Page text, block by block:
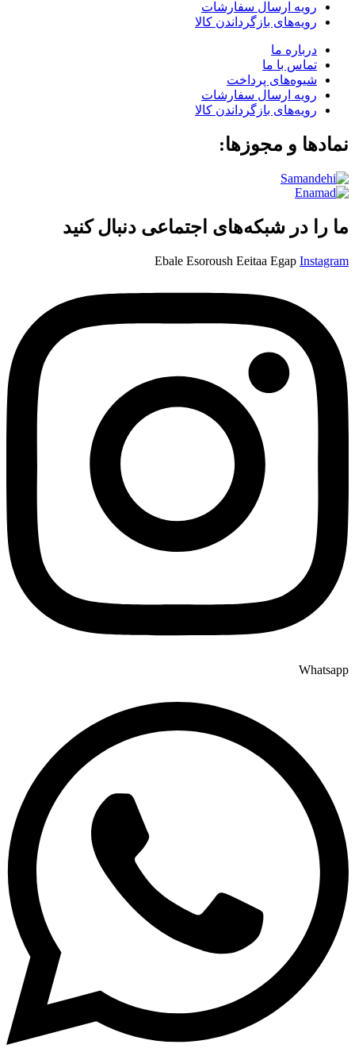
رویه ارسال سفارشات
رویه‌های بازگرداندن کالا
درباره ما
تماس با ما
شیوه‌های پرداخت
رویه ارسال سفارشات
رویه‌های بازگرداندن کالا
نمادها و مجوزها:
ما را در شبکه‌های اجتماعی دنبال کنید
Ebale Esoroush Eeitaa Egap Instagram
Whatsapp